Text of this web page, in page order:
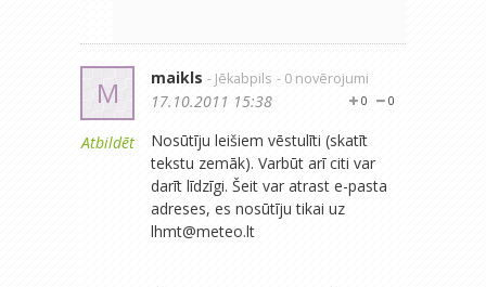
M
Atbildēt
maikls - Jēkabpils - 0 novērojumi
0
0
17.10.2011 15:38
Nosūtīju leišiem vēstulīti (skatīt
tekstu zemāk). Varbūt arī citi var
darīt līdzīgi. Šeit var atrast e-pasta
adreses, es nosūtīju tikai uz
lhmt@meteo.lt